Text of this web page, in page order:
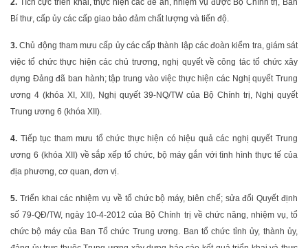
2. Tích cực triển khai, thực hiện các đề án, nhiệm vụ được Bộ Chính trị, Ban
Bí thư, cấp ủy các cấp giao bảo đảm chất lượng và tiến độ.
3.Chủ động tham mưu cấp ủy các cấp thành lập các đoàn kiểm tra, giám sát
việc tổ chức thực hiện các chủ trương, nghị quyết về công tác tổ chức xây
dựng Đảng đã ban hành; tập trung vào việc thực hiện các Nghị quyết Trung
ương 4 (khóa XI, XII), Nghị quyết 39-NQ/TW của Bộ Chính trị, Nghị quyết
Trung ương 6 (khóa XII).
4. Tiếp tục tham mưu tổ chức thực hiện có hiệu quả các nghị quyết Trung
ương 6 (khóa XII) về sắp xếp tổ chức, bộ máy gắn với tình hình thực tế của
địa phương, cơ quan, đơn vị.
5. Triển khai các nhiệm vụ về tổ chức bộ máy, biên chế; sửa đổi Quyết định
số 79-QĐ/TW, ngày 10-4-2012 của Bộ Chính trị về chức năng, nhiệm vụ, tổ
chức bộ máy của Ban Tổ chức Trung ương. Ban tổ chức tỉnh ủy, thành ủy,